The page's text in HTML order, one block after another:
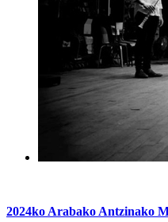
2024ko Arabako Antzinako